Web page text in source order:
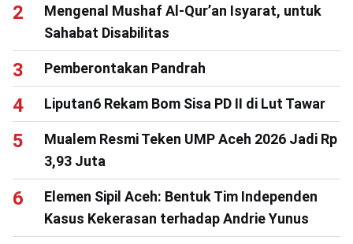
Mengenal Mushaf Al-Qur’an Isyarat, untuk
Sahabat Disabilitas
Pemberontakan Pandrah
Liputan6 Rekam Bom Sisa PD II di Lut Tawar
Mualem Resmi Teken UMP Aceh 2026 Jadi Rp
3,93 Juta
Elemen Sipil Aceh: Bentuk Tim Independen
Kasus Kekerasan terhadap Andrie Yunus